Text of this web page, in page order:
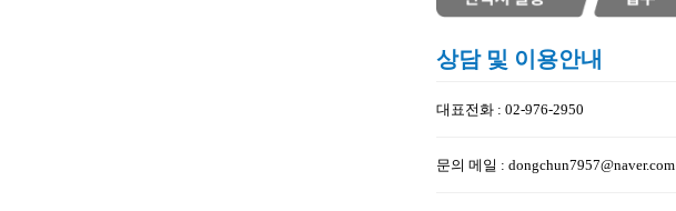
상담 및 이용안내
대표전화 : 02-976-2950
문의 메일 : dongchun7957@naver.com